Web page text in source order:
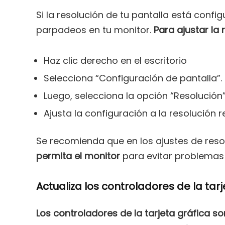
Si la resolución de tu pantalla está
parpadeos en tu monitor. Para ajustar la
Haz clic derecho en el escritorio
Selecciona “Configuración de pantalla”.
Luego, selecciona la opción
Ajusta la configuración a la resolución
Se recomienda que en los ajustes de
permita el monitor para evitar
Actualiza los controladores de la
Los controladores de la tarjeta gráfica